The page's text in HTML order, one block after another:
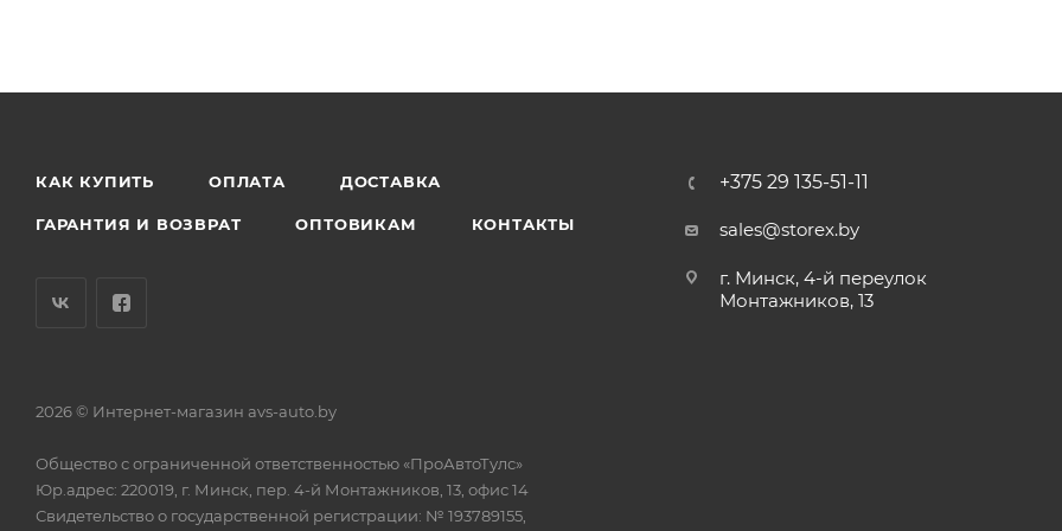
КАК КУПИТЬ ОПЛАТА ДОСТАВКА
ГАРАНТИЯ И ВОЗВРАТ ОПТОВИКАМ КОНТАКТЫ
+375 29 135-51-11
sales@storex.by
г. Минск, 4-й переулок
Монтажников, 13
2026 © Интернет-магазин avs-auto.by
Общество с ограниченной ответственностью «ПроАвтоТулс»
Юр.адрес: 220019, г. Минск, пер. 4-й Монтажников, 13, офис 14
Свидетельство о государственной регистрации: № 193789155,